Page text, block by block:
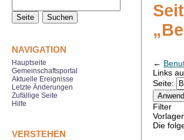
←
Links
Seite:
Filter
Die
NAVIGATION
Hauptseite
Gemeinschaftsportal
Aktuelle Ereignisse
Letzte Änderungen
Zufällige Seite
Hilfe
VERSTEHEN